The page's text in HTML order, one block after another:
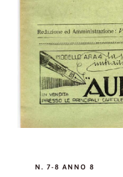
N. 7-8 ANNO 8